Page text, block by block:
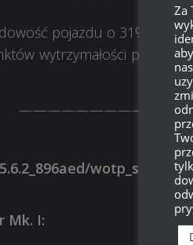
pojazdu o 31%;
wytrzymałości przy
Mk. I:
Za